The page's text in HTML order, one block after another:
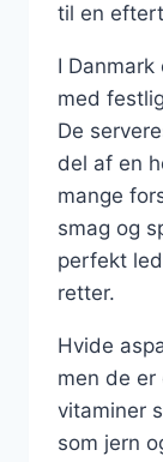
til en
I
med
De
del af en
mange
smag og
perfekt
retter.
Hvide
men de
vitaminer
som jern